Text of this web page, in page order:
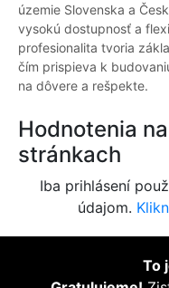
územie Slovenska a
vysokú dostupnosť a
profesionalita tvoria
čím prispieva k
na dôvere a rešpekte.
Hodnotenia
stránkach
Iba prihlásení
údajom.
To